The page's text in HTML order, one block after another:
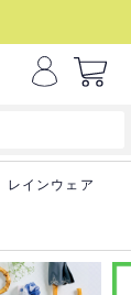
レインウェア